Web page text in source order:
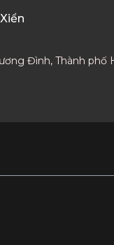
Đình, Thành phố